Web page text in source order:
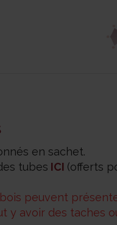
en sachet.
tubes ICI (offerts
peuvent
y avoir des taches